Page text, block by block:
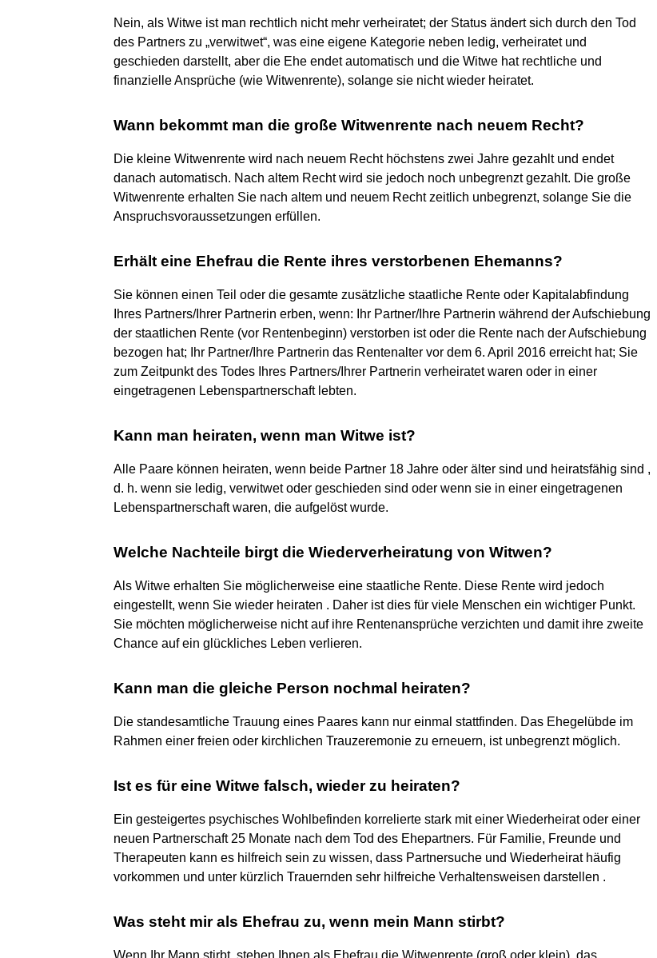
Nein, als Witwe ist man rechtlich nicht mehr verheiratet; der Status ändert sich durch den Tod
des Partners zu „verwitwet“, was eine eigene Kategorie neben ledig, verheiratet und
geschieden darstellt, aber die Ehe endet automatisch und die Witwe hat rechtliche und
finanzielle Ansprüche (wie Witwenrente), solange sie nicht wieder heiratet.
Wann bekommt man die große Witwenrente nach neuem Recht?
Die kleine Witwenrente wird nach neuem Recht höchstens zwei Jahre gezahlt und endet
danach automatisch. Nach altem Recht wird sie jedoch noch unbegrenzt gezahlt. Die große
Witwenrente erhalten Sie nach altem und neuem Recht zeitlich unbegrenzt, solange Sie die
Anspruchsvoraussetzungen erfüllen.
Erhält eine Ehefrau die Rente ihres verstorbenen Ehemanns?
Sie können einen Teil oder die gesamte zusätzliche staatliche Rente oder Kapitalabfindung
Ihres Partners/Ihrer Partnerin erben, wenn: Ihr Partner/Ihre Partnerin während der Aufschiebung
der staatlichen Rente (vor Rentenbeginn) verstorben ist oder die Rente nach der Aufschiebung
bezogen hat; Ihr Partner/Ihre Partnerin das Rentenalter vor dem 6. April 2016 erreicht hat; Sie
zum Zeitpunkt des Todes Ihres Partners/Ihrer Partnerin verheiratet waren oder in einer
eingetragenen Lebenspartnerschaft lebten.
Kann man heiraten, wenn man Witwe ist?
Alle Paare können heiraten, wenn beide Partner 18 Jahre oder älter sind und heiratsfähig sind ,
d. h. wenn sie ledig, verwitwet oder geschieden sind oder wenn sie in einer eingetragenen
Lebenspartnerschaft waren, die aufgelöst wurde.
Welche Nachteile birgt die Wiederverheiratung von Witwen?
Als Witwe erhalten Sie möglicherweise eine staatliche Rente. Diese Rente wird jedoch
eingestellt, wenn Sie wieder heiraten . Daher ist dies für viele Menschen ein wichtiger Punkt.
Sie möchten möglicherweise nicht auf ihre Rentenansprüche verzichten und damit ihre zweite
Chance auf ein glückliches Leben verlieren.
Kann man die gleiche Person nochmal heiraten?
Die standesamtliche Trauung eines Paares kann nur einmal stattfinden. Das Ehegelübde im
Rahmen einer freien oder kirchlichen Trauzeremonie zu erneuern, ist unbegrenzt möglich.
Ist es für eine Witwe falsch, wieder zu heiraten?
Ein gesteigertes psychisches Wohlbefinden korrelierte stark mit einer Wiederheirat oder einer
neuen Partnerschaft 25 Monate nach dem Tod des Ehepartners. Für Familie, Freunde und
Therapeuten kann es hilfreich sein zu wissen, dass Partnersuche und Wiederheirat häufig
vorkommen und unter kürzlich Trauernden sehr hilfreiche Verhaltensweisen darstellen .
Was steht mir als Ehefrau zu, wenn mein Mann stirbt?
Wenn Ihr Mann stirbt, stehen Ihnen als Ehefrau die Witwenrente (groß oder klein), das